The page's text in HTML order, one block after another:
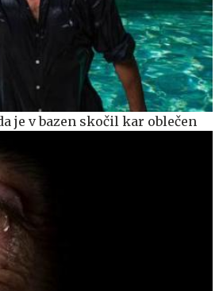
je v bazen skočil kar oblečen